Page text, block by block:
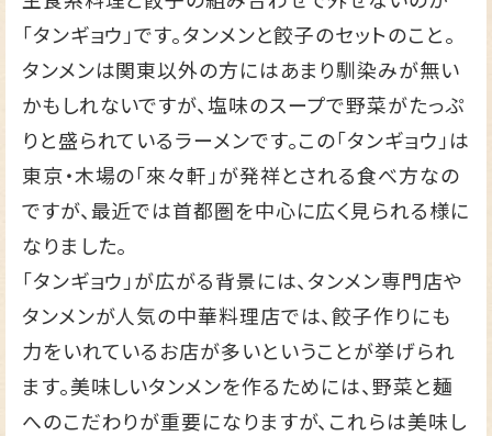
「タンギョウ」です。タンメンと餃子のセットのこと。
タンメンは関東以外の方にはあまり馴染みが無い
かもしれないですが、塩味のスープで野菜がたっぷ
りと盛られているラーメンです。この「タンギョウ」は
東京・木場の「來々軒」が発祥とされる食べ方なの
ですが、最近では首都圏を中心に広く見られる様に
なりました。
「タンギョウ」が広がる背景には、タンメン専門店や
タンメンが人気の中華料理店では、餃子作りにも
力をいれているお店が多いということが挙げられ
ます。美味しいタンメンを作るためには、野菜と麺
へのこだわりが重要になりますが、これらは美味し